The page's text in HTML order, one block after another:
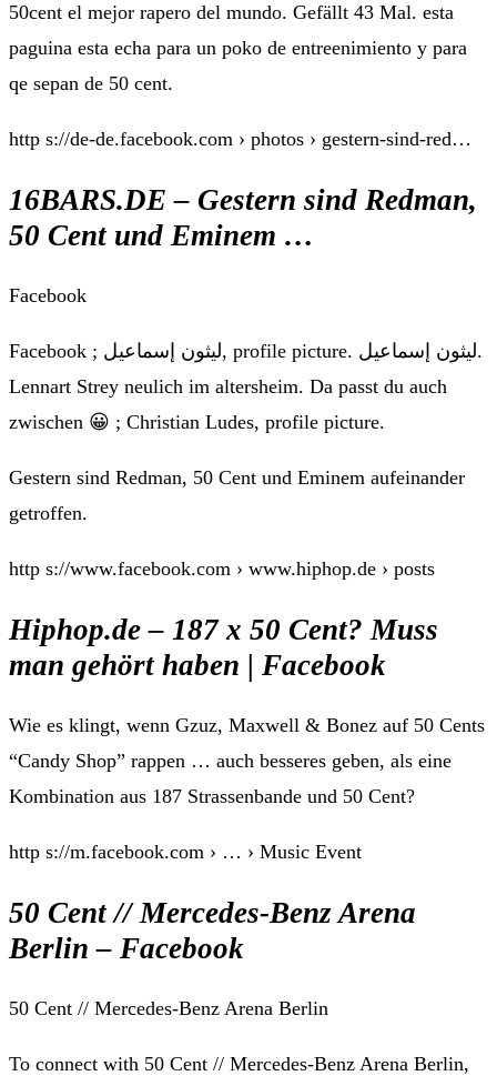
50cent el mejor rapero del mundo. Gefällt 43 Mal. esta
paguina esta echa para un poko de entreenimiento y para
qe sepan de 50 cent.
http s://de-de.facebook.com › photos › gestern-sind-red…
16BARS.DE – Gestern sind Redman,
50 Cent und Eminem …
Facebook
Facebook ; ليثون إسماعيل, profile picture. ليثون إسماعيل.
Lennart Strey neulich im altersheim. Da passt du auch
zwischen 😀 ; Christian Ludes, profile picture.
Gestern sind Redman, 50 Cent und Eminem aufeinander
getroffen.
http s://www.facebook.com › www.hiphop.de › posts
Hiphop.de – 187 x 50 Cent? Muss
man gehört haben | Facebook
Wie es klingt, wenn Gzuz, Maxwell & Bonez auf 50 Cents
“Candy Shop” rappen … auch besseres geben, als eine
Kombination aus 187 Strassenbande und 50 Cent?
http s://m.facebook.com › … › Music Event
50 Cent // Mercedes-Benz Arena
Berlin – Facebook
50 Cent // Mercedes-Benz Arena Berlin
To connect with 50 Cent // Mercedes-Benz Arena Berlin,